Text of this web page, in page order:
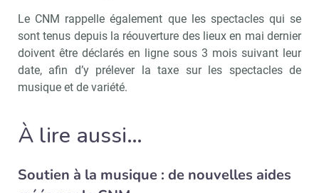
Le CNM rappelle également que les spectacles qui se
sont tenus depuis la réouverture des lieux en mai dernier
doivent être déclarés en ligne sous 3 mois suivant leur
date, afin d’y prélever la taxe sur les spectacles de
musique et de variété.
À lire aussi…
Soutien à la musique : de nouvelles aides